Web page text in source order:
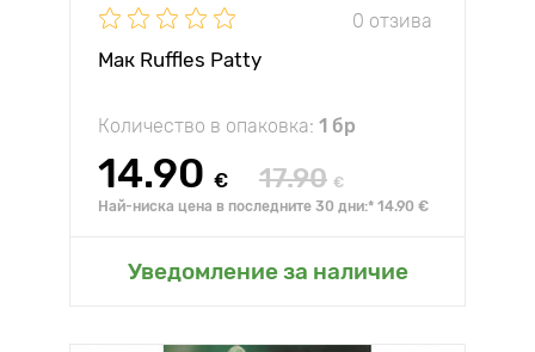
0 отзива
Мак Ruffles Patty
Количество в опаковка: 1 бр
14.90 € 17.90 €
Най-ниска цена в последните 30 дни:* 14.90 €
Уведомление за наличие